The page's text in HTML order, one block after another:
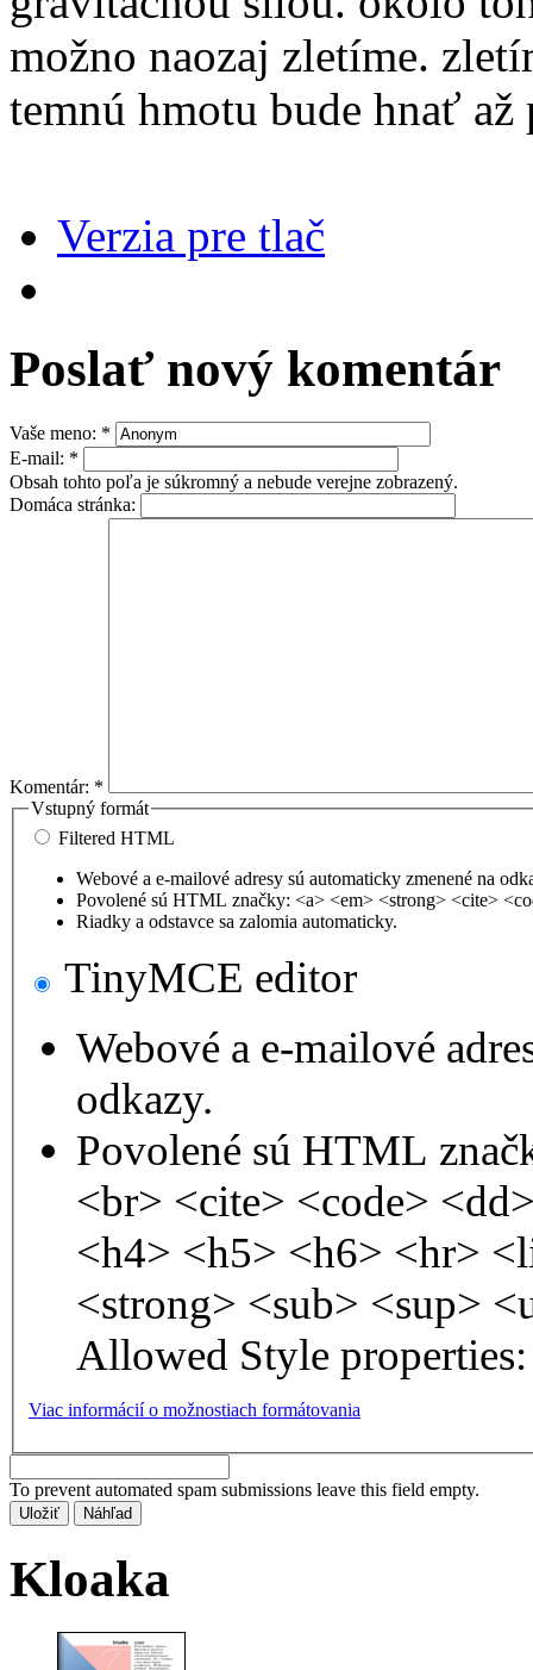
možno naozaj zletíme.
temnú hmotu bude hnať
Verzia pre tlač
Poslať nový komentár
Vaše meno: *
E-mail: *
Obsah tohto poľa je súkromný a nebude verejne zobrazený.
Domáca stránka:
Komentár: *
Vstupný formát
Filtered HTML
Webové a e-mailové adresy sú automaticky zmenené na
Povolené sú HTML značky: <a> <em> <strong> <cite>
Riadky a odstavce sa zalomia automaticky.
TinyMCE editor
Webové a e-mailové
odkazy.
Povolené sú HTML
<br> <cite> <code>
<h4> <h5> <h6> <hr>
<strong> <sub> <sup>
Allowed Style
Viac informácií o možnostiach formátovania
To prevent automated spam submissions leave this field empty.
Kloaka